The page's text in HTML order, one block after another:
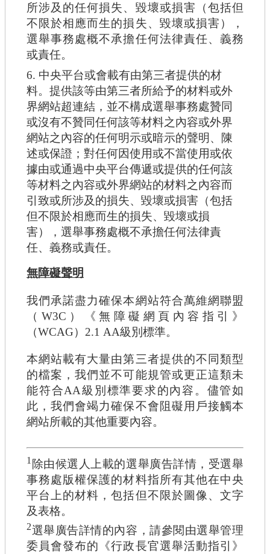
所涉及的任何損失、毀壞或損害（包括但
不限於相應而生的損失、毀壞或損害），
選舉事務處概不承擔任何法律責任、義務
或責任。
6. 中央平台或會載有由第三者提供的材
料。提供該等由第三者所給予的材料或外
界網站超連結，並不構成選舉事務處贊同
或沒有不贊同任何該等材料之內容或外界
網站之內容的任何明示或暗示的聲明、陳
述或保證；對任何因使用或不當使用或依
據由或通過中央平台傳遞或提供的任何該
等材料之內容或外界網站的材料之內容而
引致或所涉及的損失、毀壞或損害（包括
但不限於相應而生的損失、毀壞或損
害），選舉事務處概不承擔任何法律責
任、義務或責任。
無障礙聲明
我們承諾盡力確保本網站符合萬維網聯盟
（W3C）《無障礙網頁內容指引》
（WCAG）2.1 AA級別標準。
本網站載有大量由第三者提供的不同類型
的檔案，我們並不可能規管或更正這類未
能符合AA級別標準要求的內容。儘管如
此，我們會竭力確保不會阻礙用戶接觸本
網站所載的其他重要內容。
1 除由候選人上載的選舉廣告詳情，受選舉
事務處版權保護的材料指所有其他在中央
平台上的材料，包括但不限於圖像、文字
及表格。
2選舉廣告詳情的內容，請參閱由選舉管理
委員會發布的《行政長官選舉活動指引》